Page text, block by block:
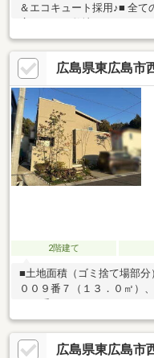
＆エコキュート採用♪■ 全て
広々とした敷地でガーデニ
はサイディング仕上げ■ 追
ーター＆カウンターキッチ
クインクローゼット付きで
広島県東広島市
2階建て
■土地面積（ゴミ捨て場部
００９番７（１３．０㎡）
２／２８８有り～物件の特
件■土間収納有り ■トイレ
り ■オール電化 ■リビング
広島県東広島市